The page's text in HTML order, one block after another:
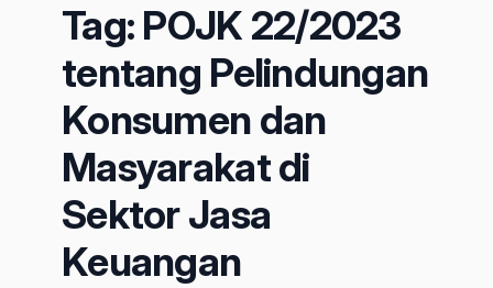
Tag: POJK 22/2023
tentang Pelindungan
Konsumen dan
Masyarakat di
Sektor Jasa
Keuangan